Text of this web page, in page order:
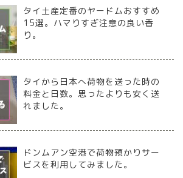
タイ土産定番のヤードムおすすめ
15選。ハマりすぎ注意の良い香
り。
タイから日本へ荷物を送った時の
料金と日数。思ったよりも安く送
れました。
ドンムアン空港で荷物預かりサー
ビスを利用してみました。